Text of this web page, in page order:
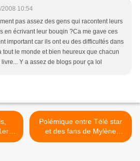
2008 10:54
pas assez des gens qui racontent leurs
en écrivant leur bouqin ?Ca me gave ces
important car ils ont eu des difficultés dans
tout le monde et bien heureux que chacun
Y a assez de blogs pour ça lol
Polémique entre Télé star
et des fans de Mylène
Farmer. >